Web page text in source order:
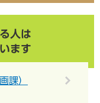
人は
ます
課）